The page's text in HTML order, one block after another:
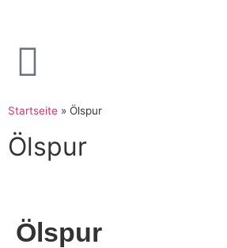
Startseite » Ölspur
Ölspur
Ölspur